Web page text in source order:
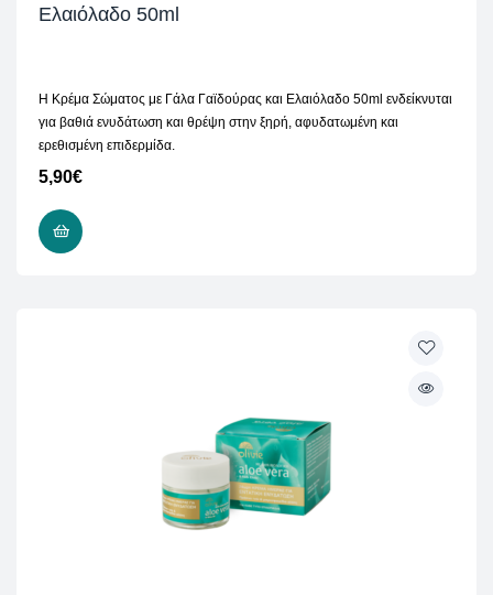
Ελαιόλαδο 50ml
Η Κρέμα Σώματος με Γάλα Γαϊδούρας και Ελαιόλαδο 50ml ενδείκνυται
για βαθιά ενυδάτωση και θρέψη στην ξηρή, αφυδατωμένη και
ερεθισμένη επιδερμίδα.
5,90€